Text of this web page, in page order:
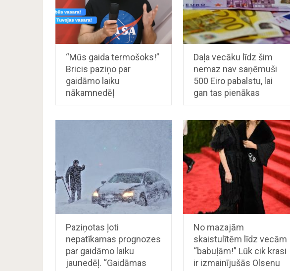
“Mūs gaida termošoks!”
Bricis paziņo par
gaidāmo laiku
nākamnedēļ
Daļa vecāku līdz šim
nemaz nav saņēmuši
500 Eiro pabalstu, lai
gan tas pienākas
Paziņotas ļoti
nepatīkamas prognozes
par gaidāmo laiku
jaunedēļ. “Gaidāmas
No mazajām
skaistulītēm līdz vecām
“babuļām!” Lūk cik krasi
ir izmainījušās Olsenu